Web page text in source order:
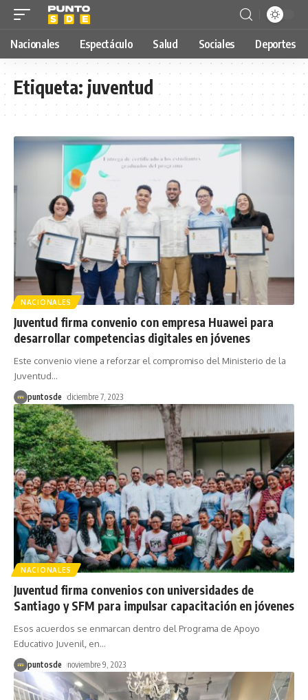
Nacionales Espectáculo Salud Sociales Deportes
Etiqueta:juventud
NACIONALES
Juventud firma convenio con empresa Huawei para
desarrollar competencias digitales en jóvenes
Este convenio viene a reforzar el compromiso del Ministerio de la
Juventud…
puntosde diciembre 7, 2023
NACIONALES
Juventud firma convenios con universidades de
Santiago y SFM para impulsar capacitación en jóvenes
Esos acuerdos se enmarcan dentro del Programa de Apoyo
Educativo Juvenil, en…
puntosde noviembre 9, 2023